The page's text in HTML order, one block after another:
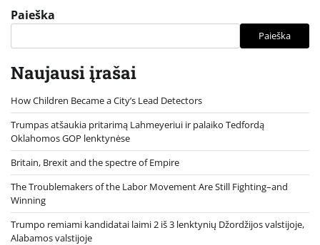
Paieška
Paieška
Naujausi įrašai
How Children Became a City’s Lead Detectors
Trumpas atšaukia pritarimą Lahmeyeriui ir palaiko Tedfordą
Oklahomos GOP lenktynėse
Britain, Brexit and the spectre of Empire
The Troublemakers of the Labor Movement Are Still Fighting–and
Winning
Trumpo remiami kandidatai laimi 2 iš 3 lenktynių Džordžijos valstijoje,
Alabamos valstijoje